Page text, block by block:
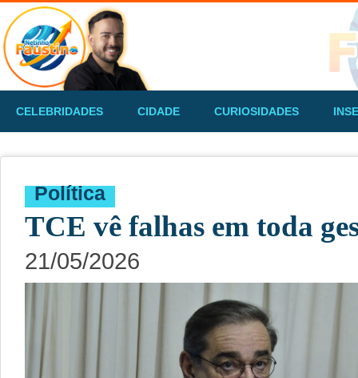
CELEBRIDADES CIDADE CURIOSIDADES
Política
TCE vê falhas em toda
21/05/2026